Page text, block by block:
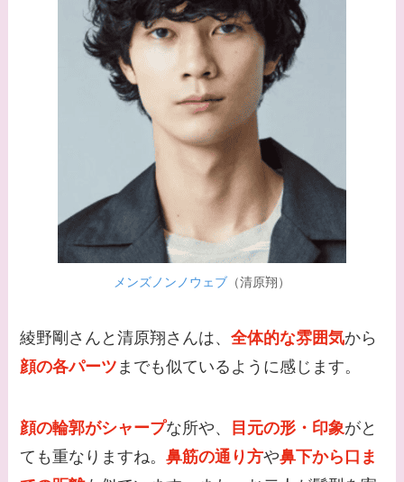
との馴れ初めは？
【画像】柴咲コウと似
てる女優３選！結婚し
て旦那がいる？北海道
のどこに住んでる？
【画像】中谷美紀と似
てる女優３選！旦那や
子供はいる？砂糖断ち
のきっかけ・効果は？
メンズノンノウェブ （清原翔）
綾野剛さんと清原翔さんは、全体的な雰囲気から
顔の各パーツ までも似ているように感じます。
顔の輪郭がシャープな所や、 目元の形・印象がと
ても重なりますね。鼻筋の通り方や鼻下から口ま